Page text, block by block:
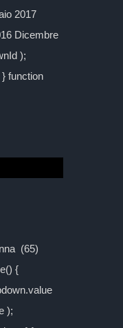
2017
Dicembre
);
function
(65)
{
);